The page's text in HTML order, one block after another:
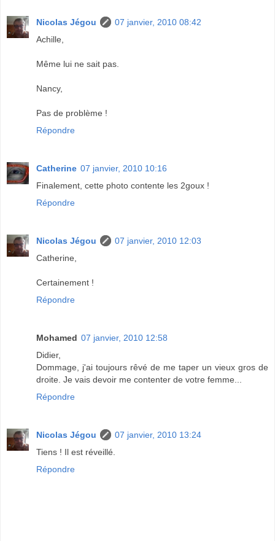
Nicolas Jégou
07 janvier, 2010 08:42
Achille,
Même lui ne sait pas.
Nancy,
Pas de problème !
Répondre
Catherine 07 janvier, 2010 10:16
Finalement, cette photo contente les 2goux !
Répondre
Nicolas Jégou
07 janvier, 2010 12:03
Catherine,
Certainement !
Répondre
Mohamed 07 janvier, 2010 12:58
Didier,
Dommage, j'ai toujours rêvé de me taper un vieux gros de
droite. Je vais devoir me contenter de votre femme...
Répondre
Nicolas Jégou
07 janvier, 2010 13:24
Tiens ! Il est réveillé.
Répondre